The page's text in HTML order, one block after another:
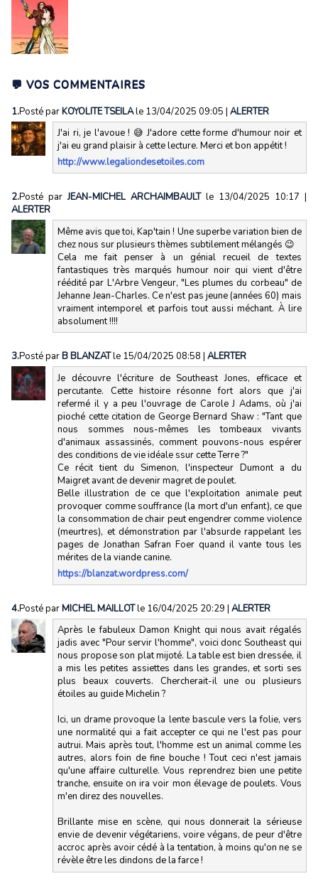
💬 VOS COMMENTAIRES
1.Posté parKOYOLITE TSEILAle 13/04/2025 09:05 | ALERTER
J'ai ri, je l'avoue ! 😅 J'adore cette forme d'humour noir et
j'ai eu grand plaisir à cette lecture. Merci et bon appétit !
http://www.legaliondesetoiles.com
2.Posté parJEAN-MICHEL ARCHAIMBAULT le 13/04/2025 10:17 |
ALERTER
Même avis que toi, Kap'tain ! Une superbe variation bien de
chez nous sur plusieurs thèmes subtilement mélangés 😉
Cela me fait penser à un génial recueil de textes
fantastiques très marqués humour noir qui vient d'être
réédité par L'Arbre Vengeur, "Les plumes du corbeau" de
Jehanne Jean-Charles. Ce n'est pas jeune (années 60) mais
vraiment intemporel et parfois tout aussi méchant. À lire
absolument !!!!
3.Posté parB BLANZATle 15/04/2025 08:58 | ALERTER
Je découvre l'écriture de Southeast Jones, efficace et
percutante. Cette histoire résonne fort alors que j'ai
refermé il y a peu l'ouvrage de Carole J Adams, où j'ai
pioché cette citation de George Bernard Shaw : "Tant que
nous sommes nous-mêmes les tombeaux vivants
d'animaux assassinés, comment pouvons-nous espérer
des conditions de vie idéale ssur cette Terre ?"
Ce récit tient du Simenon, l'inspecteur Dumont a du
Maigret avant de devenir magret de poulet.
Belle illustration de ce que l'exploitation animale peut
provoquer comme souffrance (la mort d'un enfant), ce que
la consommation de chair peut engendrer comme violence
(meurtres), et démonstration par l'absurde rappelant les
pages de Jonathan Safran Foer quand il vante tous les
mérites de la viande canine.
https://blanzat.wordpress.com/
4.Posté parMICHEL MAILLOTle 16/04/2025 20:29 | ALERTER
Après le fabuleux Damon Knight qui nous avait régalés
jadis avec "Pour servir l'homme", voici donc Southeast qui
nous propose son plat mijoté. La table est bien dressée, il
a mis les petites assiettes dans les grandes, et sorti ses
plus beaux couverts. Chercherait-il une ou plusieurs
étoiles au guide Michelin ?
Ici, un drame provoque la lente bascule vers la folie, vers
une normalité qui a fait accepter ce qui ne l'est pas pour
autrui. Mais après tout, l'homme est un animal comme les
autres, alors foin de fine bouche ! Tout ceci n'est jamais
qu'une affaire culturelle. Vous reprendrez bien une petite
tranche, ensuite on ira voir mon élevage de poulets. Vous
m'en direz des nouvelles.
Brillante mise en scène, qui nous donnerait la sérieuse
envie de devenir végétariens, voire végans, de peur d'être
accroc après avoir cédé à la tentation, à moins qu'on ne se
révèle être les dindons de la farce !